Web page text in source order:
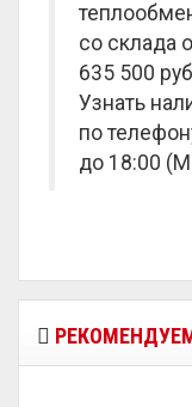
со склада
635 500
Узнать
по
до 18:00